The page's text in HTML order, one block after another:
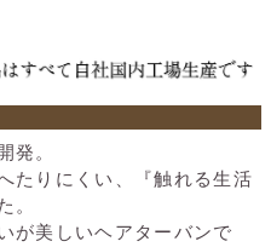
発。
たりにくい、『触れる生活
。
が美しいヘアターバンで